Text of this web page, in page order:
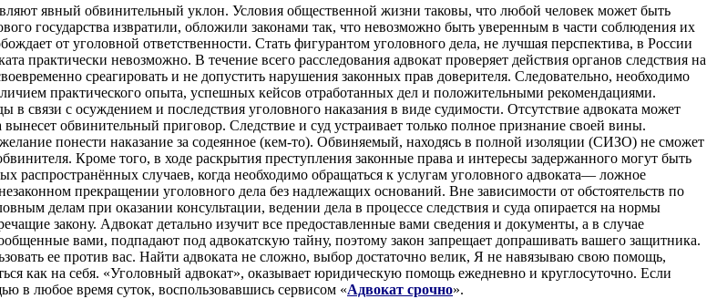
явный обвинительный уклон. Условия общественной жизни таковы, что любой человек может быть
государства извратили, обложили законами так, что невозможно быть уверенным в части соблюдения их
от уголовной ответственности. Стать фигурантом уголовного дела, не лучшая перспектива, в России
практически невозможно. В течение всего расследования адвокат проверяет действия органов следствия на
среагировать и не допустить нарушения законных прав доверителя. Следовательно, необходимо
практического опыта, успешных кейсов отработанных дел и положительными рекомендациями.
связи с осуждением и последствия уголовного наказания в виде судимости. Отсутствие адвоката может
обвинительный приговор. Следствие и суд устраивает только полное признание своей вины.
понести наказание за содеянное (кем-то). Обвиняемый, находясь в полной изоляции (СИЗО) не сможет
Кроме того, в ходе раскрытия преступления законные права и интересы задержанного могут быть
случаев, когда необходимо обращаться к услугам уголовного адвоката— ложное
прекращении уголовного дела без надлежащих оснований. Вне зависимости от обстоятельств по
делам при оказании консультации, ведении дела в процессе следствия и суда опирается на нормы
закону. Адвокат детально изучит все предоставленные вами сведения и документы, а в случае
вами, подпадают под адвокатскую тайну, поэтому закон запрещает допрашивать вашего защитника.
ее против вас. Найти адвоката не сложно, выбор достаточно велик, Я не навязываю свою помощь,
как на себя. «Уголовный адвокат», оказывает юридическую помощь ежедневно и круглосуточно. Если
в любое время суток, воспользовавшись сервисом «Адвокат срочно».